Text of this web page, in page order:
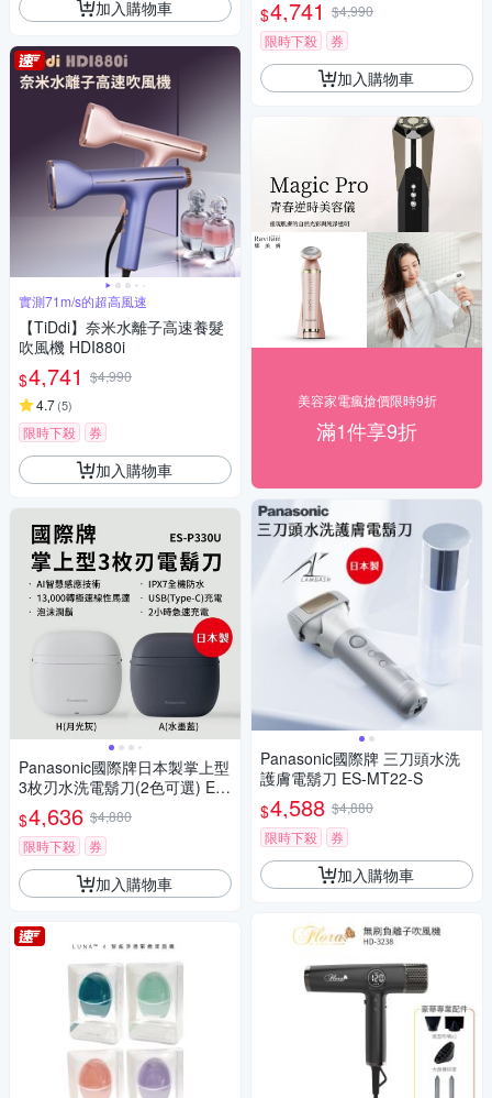
加入購物車
實測71m/s的超高風速
【TiDdi】奈米水離子高速養髮
吹風機 HDI880i
$4,741 $4,990
4.7(5)
限時下殺 券
加入購物車
Panasonic國際牌日本製掌上型
3枚刃水洗電鬍刀(2色可選) ES-
P330U
$4,636 $4,880
限時下殺
券
加入購物車
$4,741 $4,990
限時下殺
券
加入購物車
美容家電瘋搶價限時9折
滿1件享9折
Panasonic國際牌 三刀頭水洗
護膚電鬍刀 ES-MT22-S
$4,588 $4,880
限時下殺
券
加入購物車